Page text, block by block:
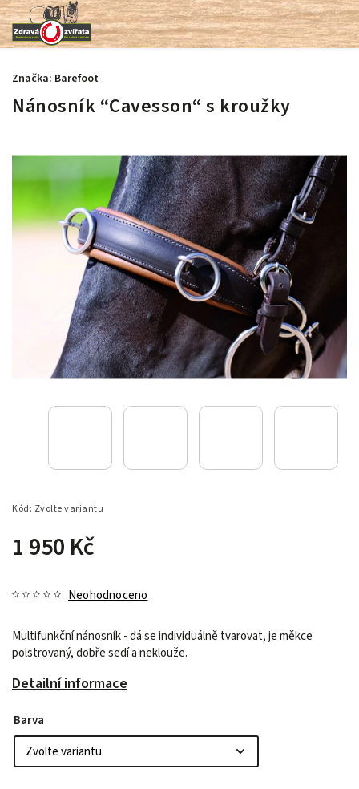
Nánosník “Cavesson“ s kroužky
Kód: Zvolte variantu
1 950 Kč
Neohodnoceno
Multifunkční nánosník - dá se individuálně tvarovat, je měkce
polstrovaný, dobře sedí a neklouže.
Detailní informace
Značka: Barefoot
Barva